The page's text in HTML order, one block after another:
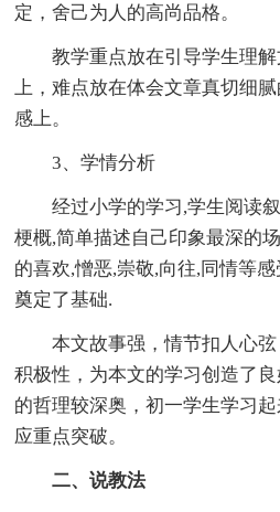
定，舍己为人的高尚品格。
教学重点放在引导学生理解
上，难点放在体会文章真切细
感上。
3、学情分析
经过小学的学习,学生阅读叙
梗概,简单描述自己印象最深的
的喜欢,憎恶,崇敬,向往,同情等
奠定了基础.
本文故事强，情节扣人心弦
积极性，为本文的学习创造了
的哲理较深奥，初一学生学习
应重点突破。
二、说教法